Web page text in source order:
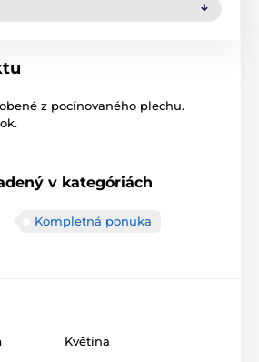
z pocínovaného plechu.
v kategóriách
Kompletná ponuka
Květina